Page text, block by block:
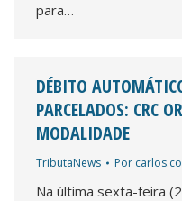
para…
DÉBITO
PARCELADOS: CRC
MODALIDADE
TributaNews Por
Na última sexta-feira